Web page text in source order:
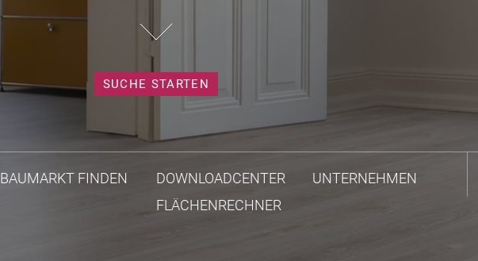
SUCHE STARTEN
BAUMARKT FINDEN
DOWNLOADCENTER
FLÄCHENRECHNER
UNTERNEHMEN